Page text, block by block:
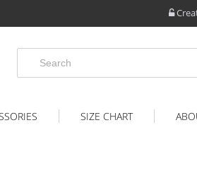
SIZE CHART